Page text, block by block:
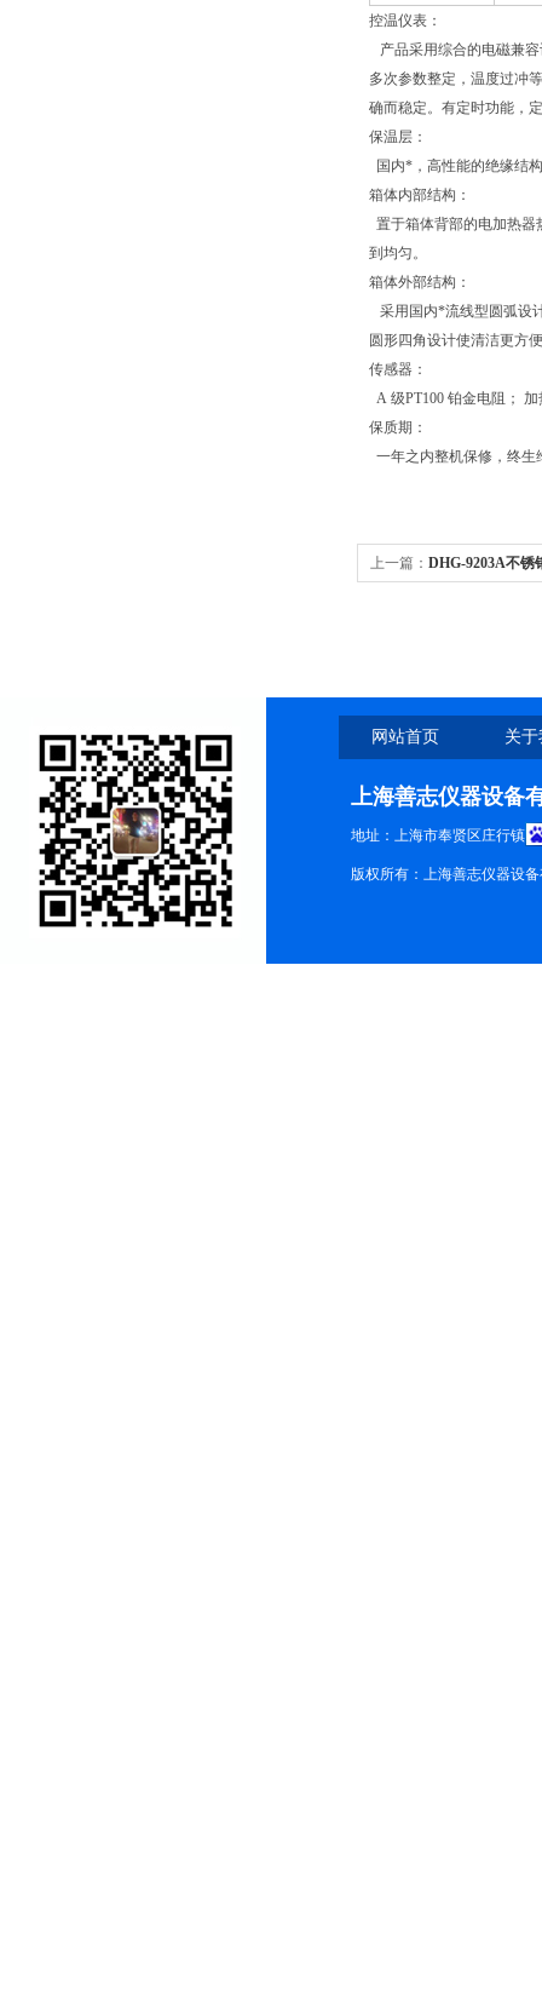
控温仪表：
产品采用综合的电磁兼
多次参数整定，温度过冲
确而稳定。有定时功能，
保温层：
国内*，高性能的绝缘结
箱体内部结构：
置于箱体背部的电加热器
到均匀。
箱体外部结构：
采用国内*流线型圆弧设
圆形四角设计使清洁更方
传感器：
A 级PT100 铂金电阻；
保质期：
一年之内整机保修，终生
上一篇： DHG-9203A不锈
网站首页 关
上海善志仪器设备
地址：上海市奉贤区庄行镇
版权所有：上海善志仪器设